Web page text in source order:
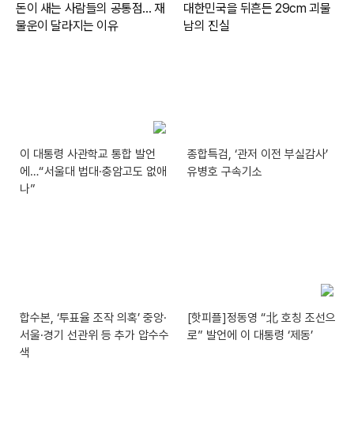
이 대통령 사관학교 통합 발언
에…“서울대 법대·충암고도 없애
나”
종합특검, ‘관저 이전 부실감사’
유병호 구속기소
합수본, ‘투표율 조작 의혹’ 중앙·
서울·경기 선관위 등 추가 압수수
색
[핫피플]정동영 “北 호칭 조선으
로” 발언에 이 대통령 ‘제동’